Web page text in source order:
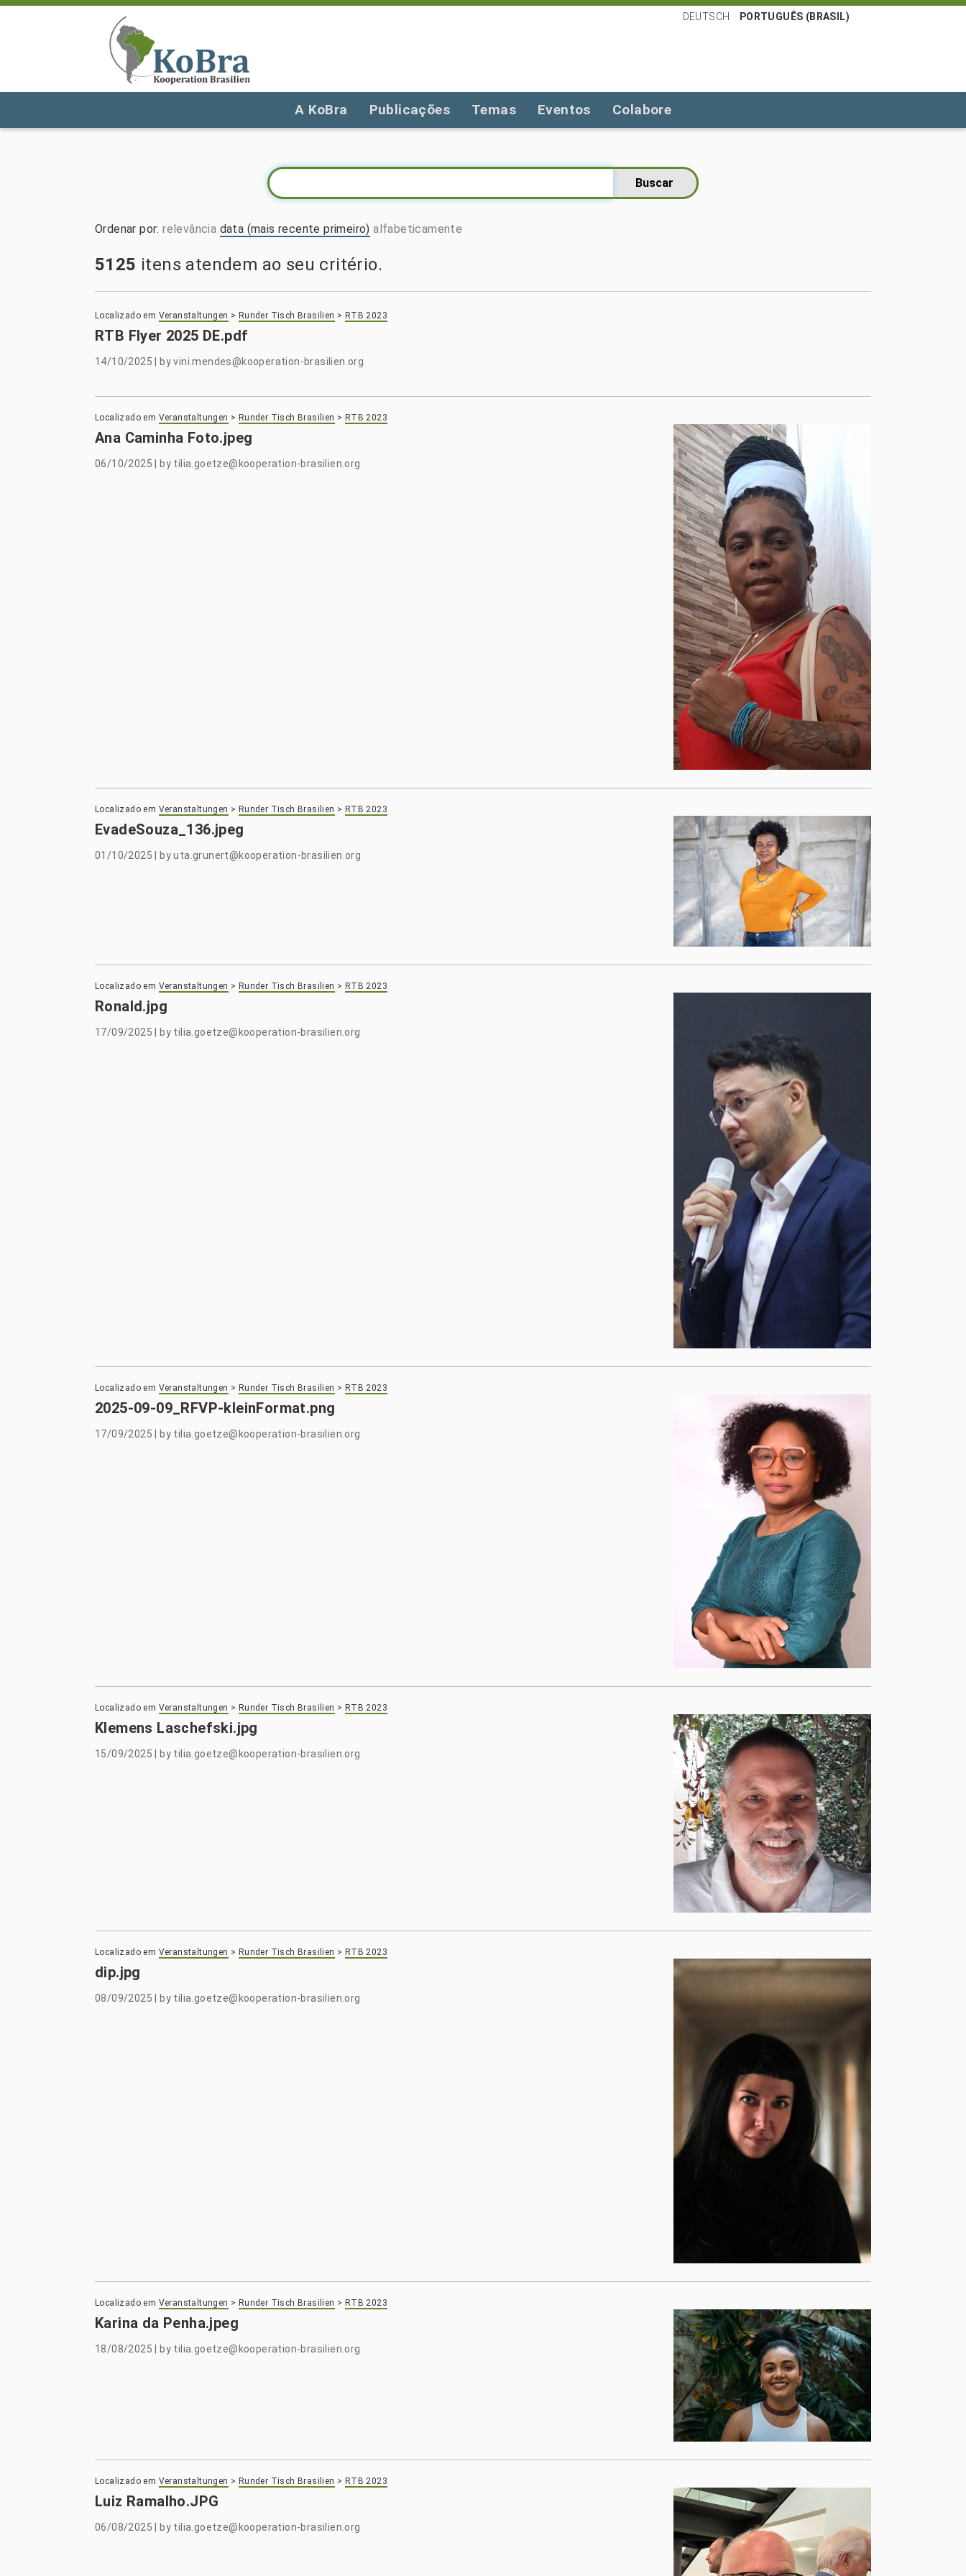
DEUTSCH PORTUGUÊS (BRASIL)
A KoBra Publicações Temas Eventos Colabore
Ordenar por:relevância data (mais recente primeiro) alfabeticamente
5125 itens atendem ao seu critério.
Localizado em Veranstaltungen > Runder Tisch Brasilien > RTB 2023
RTB Flyer 2025 DE.pdf
14/10/2025 byvini.mendes@kooperation-brasilien.org
Localizado em Veranstaltungen > Runder Tisch Brasilien > RTB 2023
Ana Caminha Foto.jpeg
06/10/2025 by tilia.goetze@kooperation-brasilien.org
Localizado em Veranstaltungen > Runder Tisch Brasilien > RTB 2023
EvadeSouza_136.jpeg
01/10/2025|byuta.grunert@kooperation-brasilien.org
Localizado em Veranstaltungen > Runder Tisch Brasilien > RTB 2023
Ronald.jpg
17/09/2025 by tilia.goetze@kooperation-brasilien.org
Localizado em Veranstaltungen > Runder Tisch Brasilien > RTB 2023
2025-09-09_RFVP-kleinFormat.png
17/09/2025 by tilia.goetze@kooperation-brasilien.org
Localizado em Veranstaltungen > Runder Tisch Brasilien > RTB 2023
Klemens Laschefski.jpg
15/09/2025 by tilia.goetze@kooperation-brasilien.org
Localizado em Veranstaltungen > Runder Tisch Brasilien > RTB 2023
dip.jpg
08/09/2025 by tilia.goetze@kooperation-brasilien.org
Localizado em Veranstaltungen > Runder Tisch Brasilien > RTB 2023
Karina da Penha.jpeg
18/08/2025 by tilia.goetze@kooperation-brasilien.org
Localizado em Veranstaltungen > Runder Tisch Brasilien > RTB 2023
Luiz Ramalho.JPG
06/08/2025 by tilia.goetze@kooperation-brasilien.org